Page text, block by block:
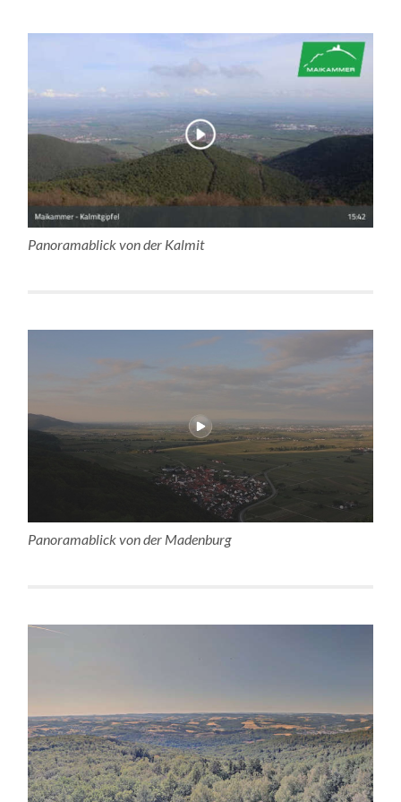
Panoramablick von der Kalmit
Panoramablick von der Madenburg